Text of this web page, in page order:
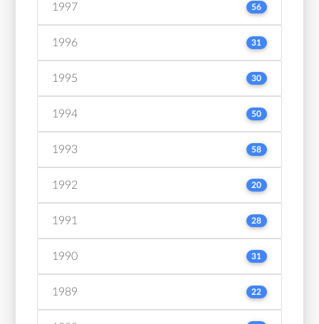
1997 56
1996 31
1995 30
1994 50
1993 58
1992 20
1991 28
1990 31
1989 22